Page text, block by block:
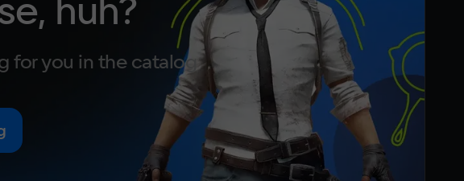
for you in the catalog